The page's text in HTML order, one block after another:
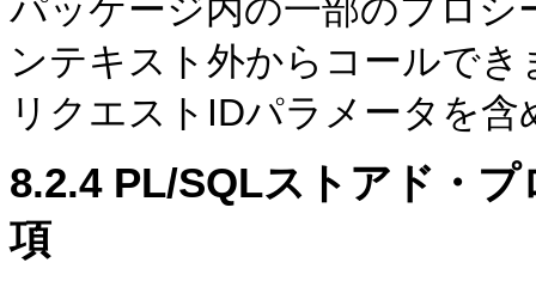
パッケージ内の一部のプロ
ンテキスト外からコールで
リクエストIDパラメータを
8.2.4PL/SQLストアド・プ
項